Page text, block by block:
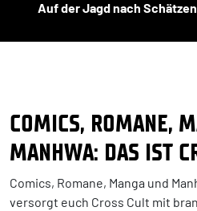
Auf der Jagd nach
COMICS, ROMANE,
MANHWA: DAS IST
Comics, Romane, Manga und
versorgt euch Cross Cult mit